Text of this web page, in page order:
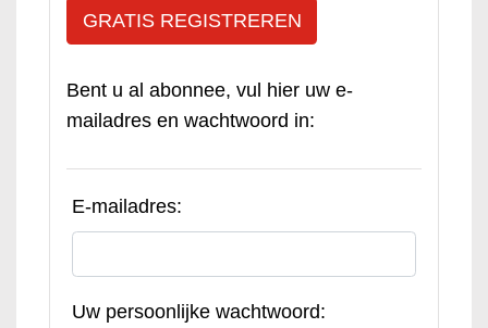
GRATIS REGISTREREN
Bent u al abonnee, vul hier uw e-
mailadres en wachtwoord in:
E-mailadres:
Uw persoonlijke wachtwoord: